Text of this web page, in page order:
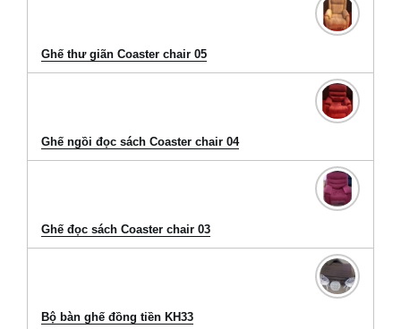
Ghế thư giãn Coaster chair 05
Ghế ngồi đọc sách Coaster chair 04
Ghế đọc sách Coaster chair 03
Bộ bàn ghế đồng tiền KH33